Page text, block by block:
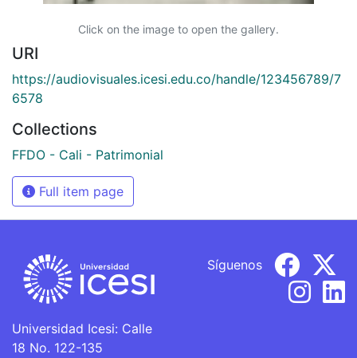
Click on the image to open the gallery.
URI
https://audiovisuales.icesi.edu.co/handle/123456789/7
6578
Collections
FFDO - Cali - Patrimonial
Full item page
Universidad Icesi: Calle
18 No. 122-135
Síguenos